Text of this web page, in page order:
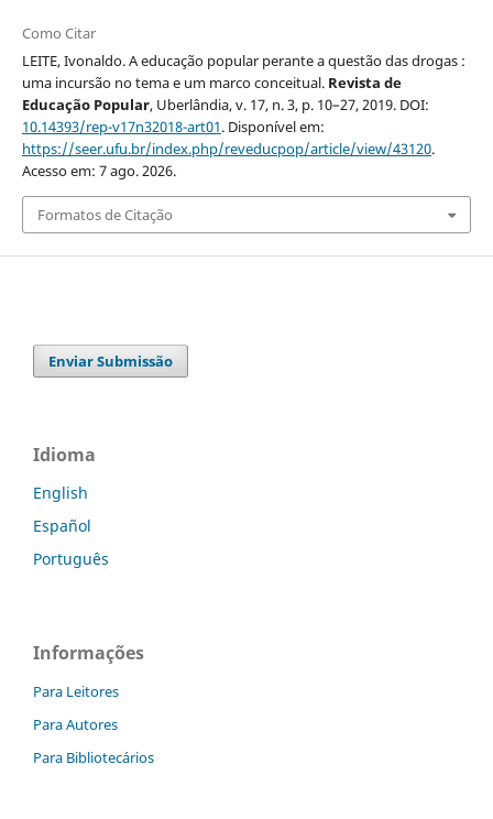
Como Citar
LEITE, Ivonaldo. A educação popular perante a questão das drogas :
uma incursão no tema e um marco conceitual. Revista de
Educação Popular, Uberlândia, v. 17, n. 3, p. 10–27, 2019. DOI:
10.14393/rep-v17n32018-art01. Disponível em:
https://seer.ufu.br/index.php/reveducpop/article/view/43120.
Acesso em: 7 ago. 2026.
Formatos de Citação
Enviar Submissão
Idioma
English
Español
Português
Informações
Para Leitores
Para Autores
Para Bibliotecários